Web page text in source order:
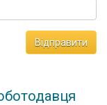
Відправити